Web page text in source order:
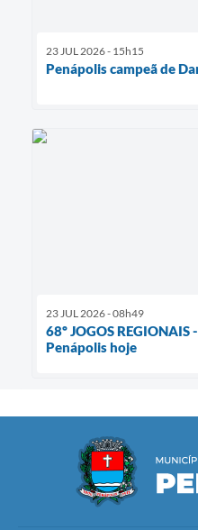
23 JUL 2026 - 15h15
Penápolis campeã de
23 JUL 2026 - 08h49
68º JOGOS
Penápolis hoje